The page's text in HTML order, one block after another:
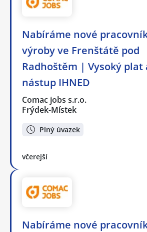
Nabíráme nové
výroby ve Frenštátě pod
Radhoštěm | Vysoký plat
nástup IHNED
Comac jobs s.r.o.
Frýdek-Místek
Plný úvazek
včerejší
Nabíráme nové